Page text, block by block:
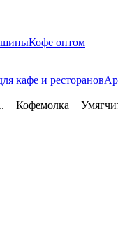
Кофе оптом
кафе и ресторанов
Кофемолка +